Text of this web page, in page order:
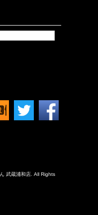
武蔵浦和店. All Rights